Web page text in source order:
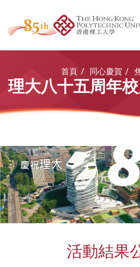
首頁 同心慶賀
理大八十五周年
活動結果